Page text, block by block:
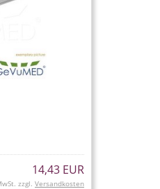
14,43 EUR
zzgl. Versandkosten